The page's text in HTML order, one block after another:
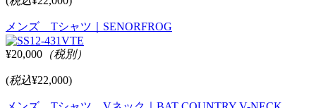
メンズ Tシャツ｜SENORFROG
¥20,000 （税別）
(税込¥22,000)